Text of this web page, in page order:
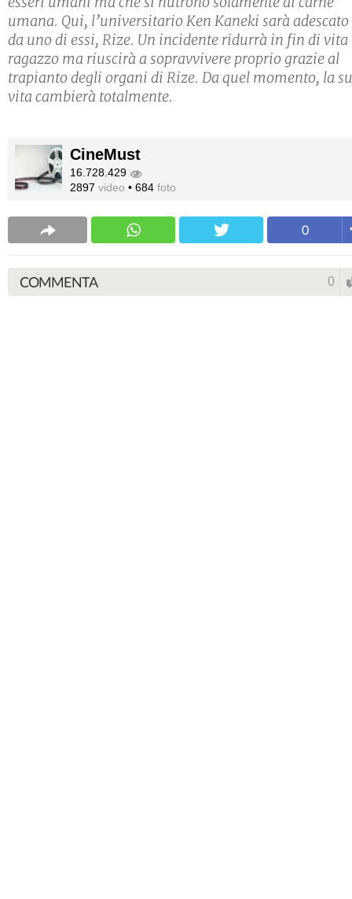
umana. Qui, l’universitario Ken Kaneki sarà adescato
da uno di essi, Rize. Un incidente ridurrà in fin di
ragazzo ma riuscirà a sopravvivere proprio grazie al
trapianto degli organi di Rize. Da quel momento, la
vita cambierà totalmente.
CineMust
16.728.429
2897 video • 684 foto
0
COMMENTA 0